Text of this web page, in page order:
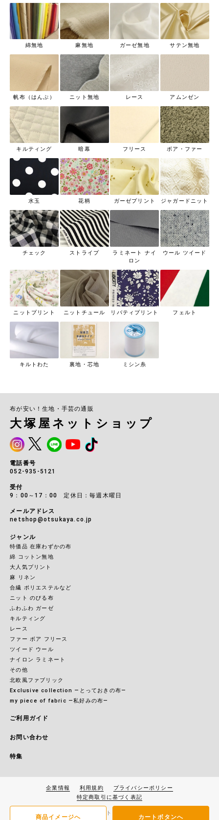
商品イメージへ カートボタンへ
綿無地 麻無地 ガーゼ無地 サテン無地
帆布（はんぷ） ニット無地 レース アムンゼン
キルティング 暗幕 フリース ボア・ファー
水玉 花柄 ガーゼプリント ジャガードニット
チェック ストライプ
ラミネート ナイ
ロン
ウール ツイード
ニットプリント ニットチュール リバティプリント フェルト
キルトわた 裏地・芯地 ミシン糸
布が安い！生地・手芸の通販
大塚屋ネットショップ
電話番号
052-935-5121
受付
9：00～17：00 定休日：毎週木曜日
メールアドレス
netshop@otsukaya.co.jp
ジャンル
特価品 在庫わずかの布
綿 コットン無地
大人気プリント
麻 リネン
合繊 ポリエステルなど
ニット のびる布
ふわふわ ガーゼ
キルティング
レース
ファー ボア フリース
ツイード ウール
ナイロン ラミネート
その他
北欧風ファブリック
Exclusive collection ―とっておきの布―
my piece of fabric ―私好みの布―
ご利用ガイド
お問い合わせ
特集
企業情報 利用規約
プライバシーポリシー
特定商取引に基づく表記
Copyright(c) 2021 大塚屋ネットショップ. all rights reserved.